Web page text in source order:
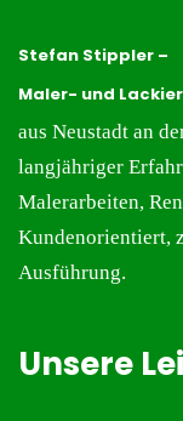
Stefan Stippler –
Maler- und
aus Neustadt an
langjähriger
Malerarbeiten,
Kundenorientiert,
Ausführung.
Unsere